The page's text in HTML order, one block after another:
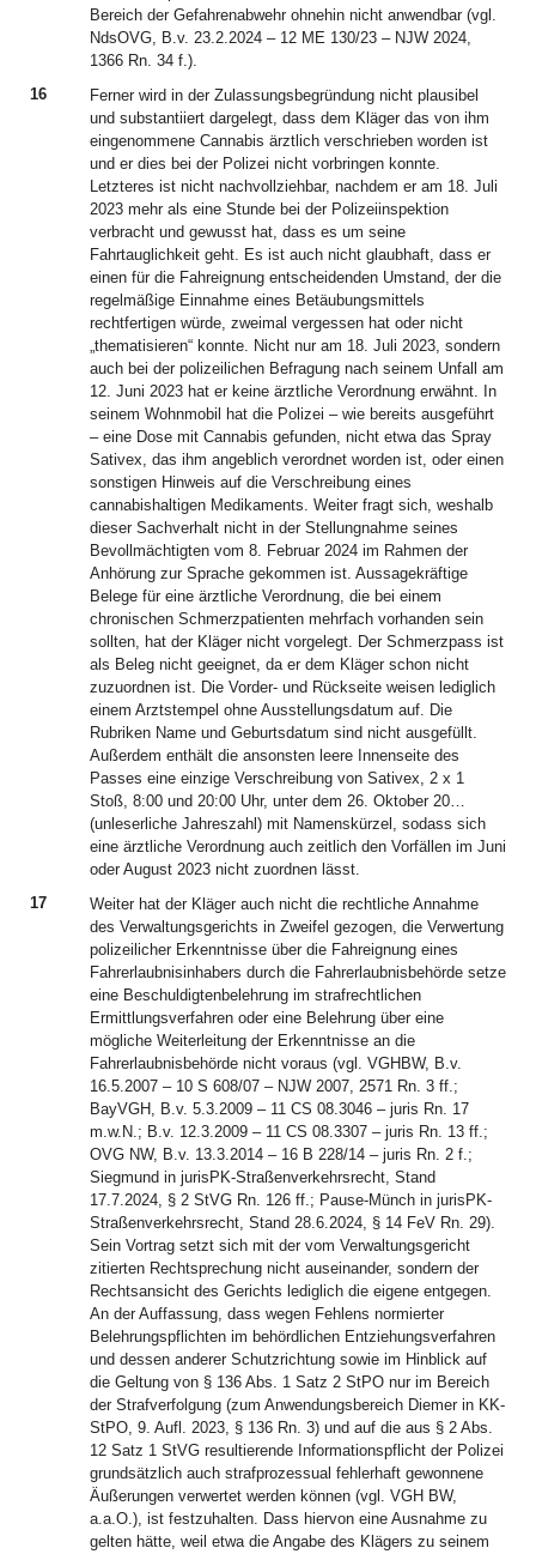
Bereich der Gefahrenabwehr ohnehin nicht anwendbar (vgl.
NdsOVG, B.v. 23.2.2024 – 12 ME 130/23 – NJW 2024,
1366 Rn. 34 f.).
16
Ferner wird in der Zulassungsbegründung nicht plausibel
und substantiiert dargelegt, dass dem Kläger das von ihm
eingenommene Cannabis ärztlich verschrieben worden ist
und er dies bei der Polizei nicht vorbringen konnte.
Letzteres ist nicht nachvollziehbar, nachdem er am 18. Juli
2023 mehr als eine Stunde bei der Polizeiinspektion
verbracht und gewusst hat, dass es um seine
Fahrtauglichkeit geht. Es ist auch nicht glaubhaft, dass er
einen für die Fahreignung entscheidenden Umstand, der die
regelmäßige Einnahme eines Betäubungsmittels
rechtfertigen würde, zweimal vergessen hat oder nicht
„thematisieren“ konnte. Nicht nur am 18. Juli 2023, sondern
auch bei der polizeilichen Befragung nach seinem Unfall am
12. Juni 2023 hat er keine ärztliche Verordnung erwähnt. In
seinem Wohnmobil hat die Polizei – wie bereits ausgeführt
– eine Dose mit Cannabis gefunden, nicht etwa das Spray
Sativex, das ihm angeblich verordnet worden ist, oder einen
sonstigen Hinweis auf die Verschreibung eines
cannabishaltigen Medikaments. Weiter fragt sich, weshalb
dieser Sachverhalt nicht in der Stellungnahme seines
Bevollmächtigten vom 8. Februar 2024 im Rahmen der
Anhörung zur Sprache gekommen ist. Aussagekräftige
Belege für eine ärztliche Verordnung, die bei einem
chronischen Schmerzpatienten mehrfach vorhanden sein
sollten, hat der Kläger nicht vorgelegt. Der Schmerzpass ist
als Beleg nicht geeignet, da er dem Kläger schon nicht
zuzuordnen ist. Die Vorder- und Rückseite weisen lediglich
einem Arztstempel ohne Ausstellungsdatum auf. Die
Rubriken Name und Geburtsdatum sind nicht ausgefüllt.
Außerdem enthält die ansonsten leere Innenseite des
Passes eine einzige Verschreibung von Sativex, 2 x 1
Stoß, 8:00 und 20:00 Uhr, unter dem 26. Oktober 20…
(unleserliche Jahreszahl) mit Namenskürzel, sodass sich
eine ärztliche Verordnung auch zeitlich den Vorfällen im Juni
oder August 2023 nicht zuordnen lässt.
17
Weiter hat der Kläger auch nicht die rechtliche Annahme
des Verwaltungsgerichts in Zweifel gezogen, die Verwertung
polizeilicher Erkenntnisse über die Fahreignung eines
Fahrerlaubnisinhabers durch die Fahrerlaubnisbehörde setze
eine Beschuldigtenbelehrung im strafrechtlichen
Ermittlungsverfahren oder eine Belehrung über eine
mögliche Weiterleitung der Erkenntnisse an die
Fahrerlaubnisbehörde nicht voraus (vgl. VGHBW, B.v.
16.5.2007 – 10 S 608/07 – NJW 2007, 2571 Rn. 3 ff.;
BayVGH, B.v. 5.3.2009 – 11 CS 08.3046 – juris Rn. 17
m.w.N.; B.v. 12.3.2009 – 11 CS 08.3307 – juris Rn. 13 ff.;
OVG NW, B.v. 13.3.2014 – 16 B 228/14 – juris Rn. 2 f.;
Siegmund in jurisPK-Straßenverkehrsrecht, Stand
17.7.2024, § 2 StVG Rn. 126 ff.; Pause-Münch in jurisPK-
Straßenverkehrsrecht, Stand 28.6.2024, § 14 FeV Rn. 29).
Sein Vortrag setzt sich mit der vom Verwaltungsgericht
zitierten Rechtsprechung nicht auseinander, sondern der
Rechtsansicht des Gerichts lediglich die eigene entgegen.
An der Auffassung, dass wegen Fehlens normierter
Belehrungspflichten im behördlichen Entziehungsverfahren
und dessen anderer Schutzrichtung sowie im Hinblick auf
die Geltung von § 136 Abs. 1 Satz 2 StPO nur im Bereich
der Strafverfolgung (zum Anwendungsbereich Diemer in KK-
StPO, 9. Aufl. 2023, § 136 Rn. 3) und auf die aus § 2 Abs.
12 Satz 1 StVG resultierende Informationspflicht der Polizei
grundsätzlich auch strafprozessual fehlerhaft gewonnene
Äußerungen verwertet werden können (vgl. VGH BW,
a.a.O.), ist festzuhalten. Dass hiervon eine Ausnahme zu
gelten hätte, weil etwa die Angabe des Klägers zu seinem